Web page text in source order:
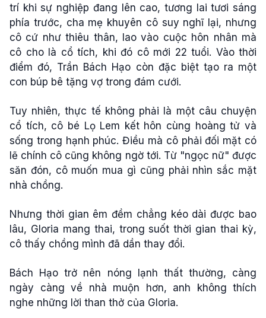
trí khi sự nghiệp đang lên cao, tương lai tươi sáng
phía trước, cha mẹ khuyên cô suy nghĩ lại, nhưng
cô cứ như thiêu thân, lao vào cuộc hôn nhân mà
cô cho là cổ tích, khi đó cô mới 22 tuổi. Vào thời
điểm đó, Trần Bách Hạo còn đặc biệt tạo ra một
con búp bê tặng vợ trong đám cưới.
Tuy nhiên, thực tế không phải là một câu chuyện
cổ tích, cô bé Lọ Lem kết hôn cùng hoàng tử và
sống trong hạnh phúc. Điều mà cô phải đối mặt có
lẽ chính cô cũng không ngờ tới. Từ "ngọc nữ" được
săn đón, cô muốn mua gì cũng phải nhìn sắc mặt
nhà chồng.
Nhưng thời gian êm đềm chẳng kéo dài được bao
lâu, Gloria mang thai, trong suốt thời gian thai kỳ,
cô thấy chồng mình đã dần thay đổi.
Bách Hạo trở nên nóng lạnh thất thường, càng
ngày càng về nhà muộn hơn, anh không thích
nghe những lời than thở của Gloria.